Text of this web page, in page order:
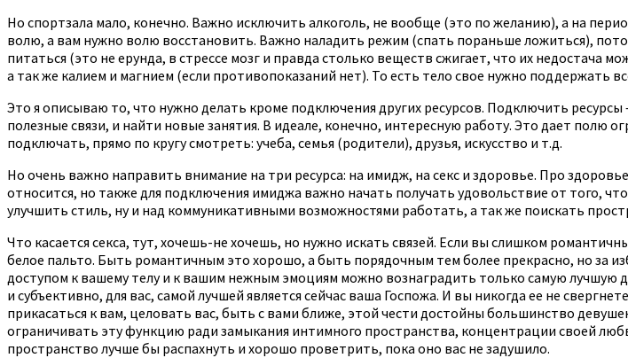
Но спортзала мало, конечно. Важно исключить алкоголь, не вообще (это по желанию), а на
волю, а вам нужно волю восстановить. Важно наладить режим (спать пораньше ложиться),
питаться (это не ерунда, в стрессе мозг и правда столько веществ сжигает, что их
а так же калием и магнием (если противопоказаний нет). То есть тело свое нужно поддержать
Это я описываю то, что нужно делать кроме подключения других ресурсов. Подключить
полезные связи, и найти новые занятия. В идеале, конечно, интересную работу. Это дает полю
подключать, прямо по кругу смотреть: учеба, семья (родители), друзья, искусство и т.д.
Но очень важно направить внимание на три ресурса: на имидж, на секс и здоровье. Про
относится, но также для подключения имиджа важно начать получать удовольствие от того,
улучшить стиль, ну и над коммуникативными возможностями работать, а так же поискать
Что касается секса, тут, хочешь-не хочешь, но нужно искать связей. Если вы слишком
белое пальто. Быть романтичным это хорошо, а быть порядочным тем более прекрасно, но за
доступом к вашему телу и к вашим нежным эмоциям можно вознаградить только самую лучшую
и субъективно, для вас, самой лучшей является сейчас ваша Госпожа. И вы никогда ее не
прикасаться к вам, целовать вас, быть с вами ближе, этой чести достойны большинство
ограничивать эту функцию ради замыкания интимного пространства, концентрации своей
пространство лучше бы распахнуть и хорошо проветрить, пока оно вас не задушило.